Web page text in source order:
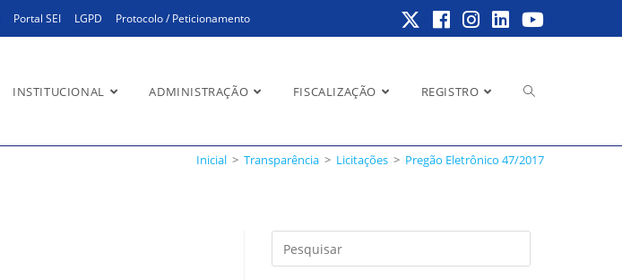
Portal SEI LGPD Protocolo / Peticionamento
INSTITUCIONAL ADMINISTRAÇÃO FISCALIZAÇÃO REGISTRO Alternar
do
Inicial > Transparência > Licitações > Pregão Eletrônico 47/2017
a